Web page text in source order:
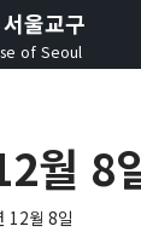
울교구
of Seoul
월 8
12월 8일